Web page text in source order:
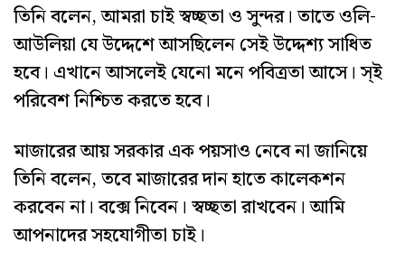
তিনি বলেন, আমরা চাই স্বচ্ছতা ও সুন্দর। তাতে ওলি-
আউলিয়া যে উদ্দেশে আসছিলেন সেই উদ্দেশ্য সাধিত
হবে। এখানে আসলেই যেনো মনে পবিত্রতা আসে। স্ই
পরিবেশ নিশ্চিত করতে হবে।
মাজারের আয় সরকার এক পয়সাও নেবে না জানিয়ে
তিনি বলেন, তবে মাজারের দান হাতে কালেকশন
করবেন না। বক্সে নিবেন। স্বচ্ছতা রাখবেন। আমি
আপনাদের সহযোগীতা চাই।